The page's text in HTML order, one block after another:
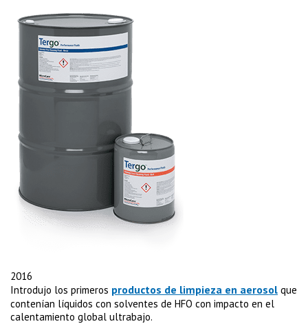
2016
Introdujo los primeros productos de limpieza en aerosol que
contenían líquidos con solventes de HFO con impacto en el
calentamiento global ultrabajo.